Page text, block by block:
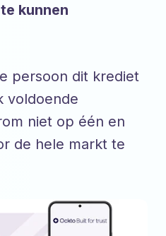
kunnen
persoon dit krediet
voldoende
niet op één en
de hele markt te